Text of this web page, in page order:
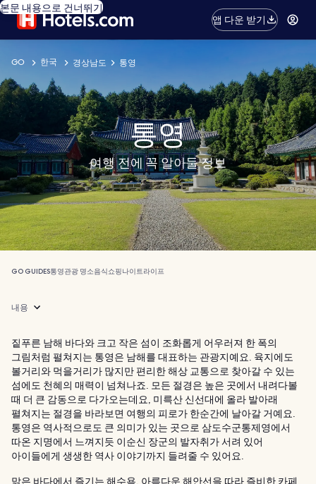
본문 내용으로 건너뛰기
앱 다운 받기
GO 한국 경상남도 통영
통영
여행 전에 꼭 알아둘 정보
GO GUIDES통영관광 명소음식쇼핑나이트라이프
내용
짙푸른 남해 바다와 크고 작은 섬이 조화롭게 어우러져 한 폭의
그림처럼 펼쳐지는 통영은 남해를 대표하는 관광지예요. 육지에도
볼거리와 먹을거리가 많지만 편리한 해상 교통으로 찾아갈 수 있는
섬에도 천혜의 매력이 넘쳐나죠. 모든 절경은 높은 곳에서 내려다볼
때 더 큰 감동으로 다가오는데요, 미륵산 신선대에 올라 발아래
펼쳐지는 절경을 바라보면 여행의 피로가 한순간에 날아갈 거예요.
통영은 역사적으로도 큰 의미가 있는 곳으로 삼도수군통제영에서
따온 지명에서 느껴지듯 이순신 장군의 발자취가 서려 있어
아이들에게 생생한 역사 이야기까지 들려줄 수 있어요.
맑은 바다에서 즐기는 해수욕, 아름다운 해안선을 따라 즐비한 카페